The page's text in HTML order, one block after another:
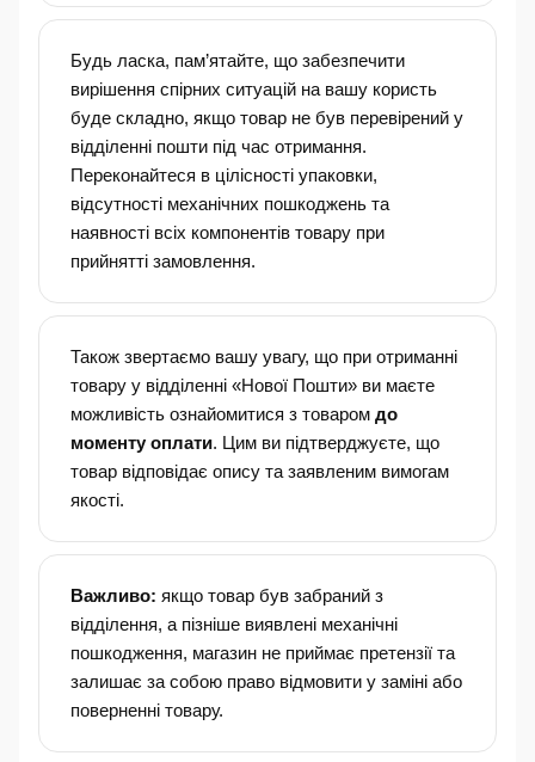
Будь ласка, пам’ятайте, що забезпечити
вирішення спірних ситуацій на вашу користь
буде складно, якщо товар не був перевірений у
відділенні пошти під час отримання.
Переконайтеся в цілісності упаковки,
відсутності механічних пошкоджень та
наявності всіх компонентів товару при
прийнятті замовлення.
Також звертаємо вашу увагу, що при отриманні
товару у відділенні «Нової Пошти» ви маєте
можливість ознайомитися з товаром до
моменту оплати. Цим ви підтверджуєте, що
товар відповідає опису та заявленим вимогам
якості.
Важливо: якщо товар був забраний з
відділення, а пізніше виявлені механічні
пошкодження, магазин не приймає претензії та
залишає за собою право відмовити у заміні або
поверненні товару.